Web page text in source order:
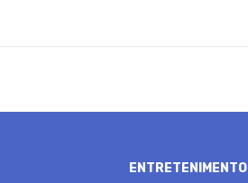
ENTRETENIMENTO